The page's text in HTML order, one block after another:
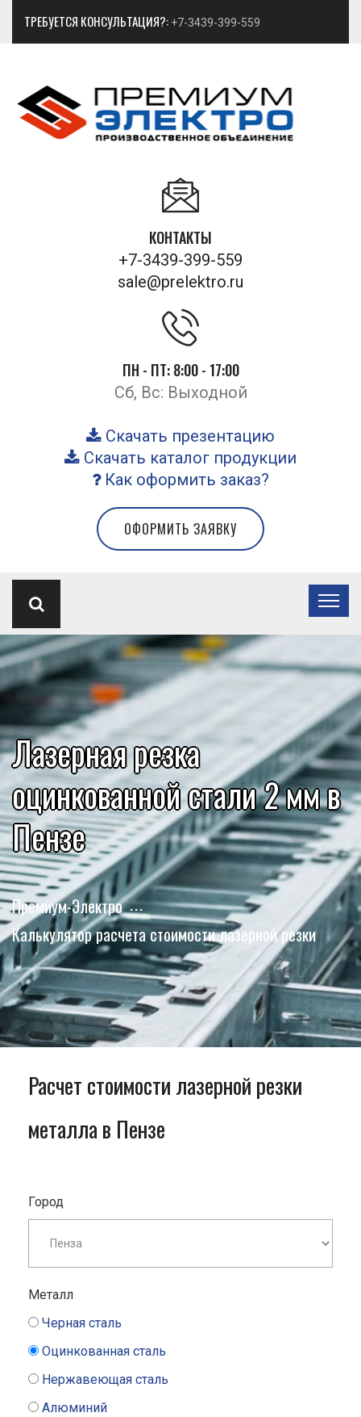
ТРЕБУЕТСЯ КОНСУЛЬТАЦИЯ?: +7-3439-399-559
КОНТАКТЫ
+7-3439-399-559
sale@prelektro.ru
ПН - ПТ: 8:00 - 17:00
Сб, Вс: Выходной
Скачать презентацию
Скачать каталог продукции
Как оформить заказ?
ОФОРМИТЬ ЗАЯВКУ
Лазерная резка
оцинкованной стали 2 мм в
Пензе
Премиум-Электро
Калькулятор расчета стоимости лазерной резки
Расчет стоимости лазерной резки
металла в Пензе
Город
Металл
Черная сталь
Оцинкованная сталь
Нержавеющая сталь
Алюминий